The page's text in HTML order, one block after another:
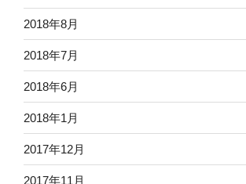
2018年8月
2018年7月
2018年6月
2018年1月
2017年12月
2017年11月